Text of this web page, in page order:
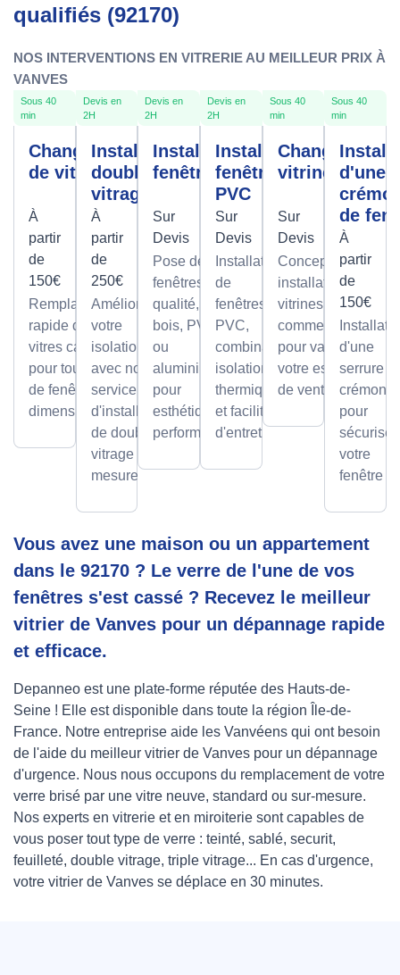
qualifiés (92170)
NOS INTERVENTIONS EN VITRERIE AU MEILLEUR PRIX À
VANVES
Sous 40
min
Changement
de vitre
À
partir
de
150€
Remplacement
rapide de
vitres cassées,
pour tous types
de fenêtres et
dimensions.
Devis en
2H
Installation
double
vitrage
À
partir
de
250€
Améliorez
votre
isolation
avec notre
service
d'installation
de double
vitrage sur
mesure.
Devis en
2H
Installation
fenêtres
Sur
Devis
Pose de
fenêtres de
qualité, en
bois, PVC
ou
aluminium,
pour
esthétique et
performance.
Devis en
2H
Installation
fenêtre
PVC
Sur
Devis
Installation
de
fenêtres
PVC,
combinant
isolation
thermique
et facilité
d'entretien.
Sous 40
min
Changement
vitrine
Sur
Devis
Conception et
installation de
vitrines
commerciales
pour valoriser
votre espace
de vente.
Sous 40
min
d'une
de
À
partir
de
150€
d'une
serrure à
crémone
pour
sécuriser
votre
fenêtre
Vous avez une maison ou un appartement
dans le 92170 ? Le verre de l'une de vos
fenêtres s'est cassé ? Recevez le meilleur
vitrier de Vanves pour un dépannage rapide
et efficace.
Depanneo est une plate-forme réputée des Hauts-de-
Seine ! Elle est disponible dans toute la région Île-de-
France. Notre entreprise aide les Vanvéens qui ont besoin
de l'aide du meilleur vitrier de Vanves pour un dépannage
d'urgence. Nous nous occupons du remplacement de votre
verre brisé par une vitre neuve, standard ou sur-mesure.
Nos experts en vitrerie et en miroiterie sont capables de
vous poser tout type de verre : teinté, sablé, securit,
feuilleté, double vitrage, triple vitrage... En cas d'urgence,
votre vitrier de Vanves se déplace en 30 minutes.